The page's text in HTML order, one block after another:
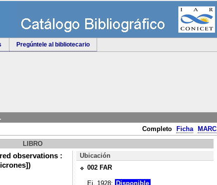
Pregúntele al bibliotecario
Completo
Ficha MARC
LIBRO
observations :
Ubicación
002FAR
Ej. 1928: Disponible